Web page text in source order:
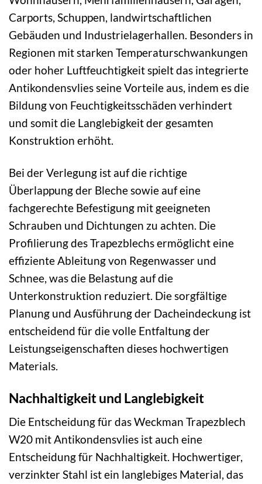
Carports, Schuppen, landwirtschaftlichen
Gebäuden und Industrielagerhallen. Besonders in
Regionen mit starken Temperaturschwankungen
oder hoher Luftfeuchtigkeit spielt das integrierte
Antikondensvlies seine Vorteile aus, indem es die
Bildung von Feuchtigkeitsschäden verhindert
und somit die Langlebigkeit der gesamten
Konstruktion erhöht.
Bei der Verlegung ist auf die richtige
Überlappung der Bleche sowie auf eine
fachgerechte Befestigung mit geeigneten
Schrauben und Dichtungen zu achten. Die
Profilierung des Trapezblechs ermöglicht eine
effiziente Ableitung von Regenwasser und
Schnee, was die Belastung auf die
Unterkonstruktion reduziert. Die sorgfältige
Planung und Ausführung der Dacheindeckung ist
entscheidend für die volle Entfaltung der
Leistungseigenschaften dieses hochwertigen
Materials.
Nachhaltigkeit und Langlebigkeit
Die Entscheidung für das Weckman Trapezblech
W20 mit Antikondensvlies ist auch eine
Entscheidung für Nachhaltigkeit. Hochwertiger,
verzinkter Stahl ist ein langlebiges Material, das